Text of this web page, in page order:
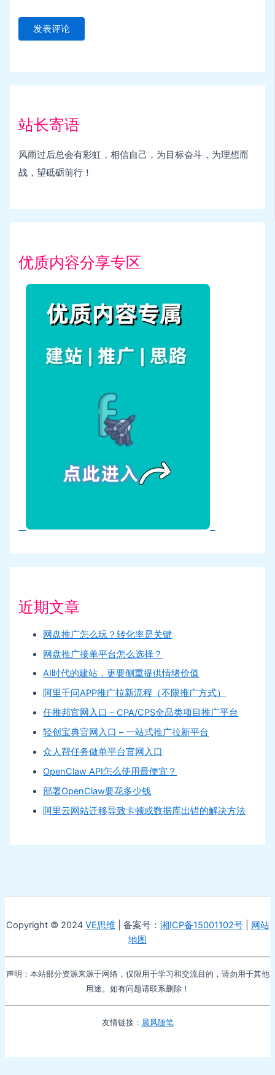
站长寄语
风雨过后总会有彩虹，相信自己，为目标奋斗，为理想而
战，望砥砺前行！
优质内容分享专区
近期文章
网盘推广怎么玩？转化率是关键
网盘推广接单平台怎么选择？
AI时代的建站，更要侧重提供情绪价值
阿里千问APP推广拉新流程（不限推广方式）
任推邦官网入口 – CPA/CPS全品类项目推广平台
轻创宝典官网入口 – 一站式推广拉新平台
众人帮任务做单平台官网入口
OpenClaw API怎么使用最便宜？
部署OpenClaw要花多少钱
阿里云网站迁移导致卡顿或数据库出错的解决方法
Copyright © 2024 VE思维 | 备案号： 湘ICP备15001102号| 网站
地图
声明：本站部分资源来源于网络，仅限用于学习和交流目的，请勿用于其他
用途。如有问题请联系删除！
友情链接： 晨风随笔